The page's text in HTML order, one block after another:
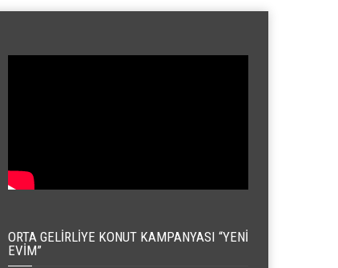
ORTA GELIRLIYE KONUT KAMPANYASI “YENI
EVIM”